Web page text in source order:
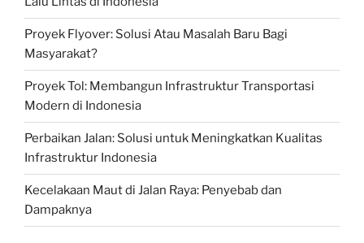
Proyek Flyover: Solusi Atau Masalah Baru Bagi
Masyarakat?
Proyek Tol: Membangun Infrastruktur Transportasi
Modern di Indonesia
Perbaikan Jalan: Solusi untuk Meningkatkan Kualitas
Infrastruktur Indonesia
Kecelakaan Maut di Jalan Raya: Penyebab dan
Dampaknya